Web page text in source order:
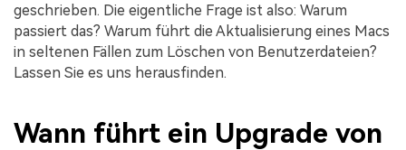
geschrieben. Die eigentliche Frage ist also: Warum
passiert das? Warum führt die Aktualisierung eines Macs
in seltenen Fällen zum Löschen von Benutzerdateien?
Lassen Sie es uns herausfinden.
Wann führt ein Upgrade von